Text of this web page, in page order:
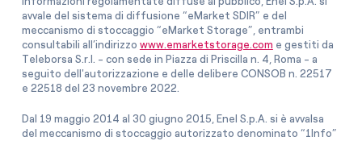
avvale del sistema di diffusione “eMarket SDIR” e del
meccanismo di stoccaggio “eMarket Storage”, entrambi
consultabili all’indirizzo www.emarketstorage.com e gestiti da
Teleborsa S.r.l. - con sede in Piazza di Priscilla n. 4, Roma - a
seguito dell'autorizzazione e delle delibere CONSOB n. 22517
e 22518 del 23 novembre 2022.
Dal 19 maggio 2014 al 30 giugno 2015, Enel S.p.A. si è avvalsa
del meccanismo di stoccaggio autorizzato denominato “1Info”